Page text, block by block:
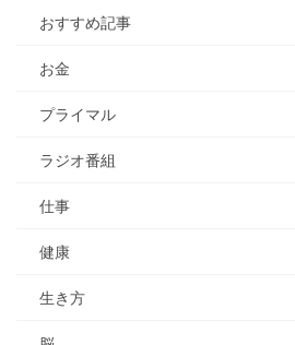
おすすめ記事
お金
プライマル
ラジオ番組
仕事
健康
生き方